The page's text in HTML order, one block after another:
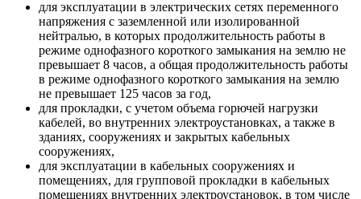
для эксплуатации в электрических сетях переменного
напряжения с заземленной или изолированной
нейтралью, в которых продолжительность работы в
режиме однофазного короткого замыкания на землю не
превышает 8 часов, а общая продолжительность работы
в режиме однофазного короткого замыкания на землю
не превышает 125 часов за год,
для прокладки, с учетом объема горючей нагрузки
кабелей, во внутренних электроустановках, а также в
зданиях, сооружениях и закрытых кабельных
сооружениях,
для эксплуатации в кабельных сооружениях и
помещениях, для групповой прокладки в кабельных
помещениях внутренних электроустановок, в том числе